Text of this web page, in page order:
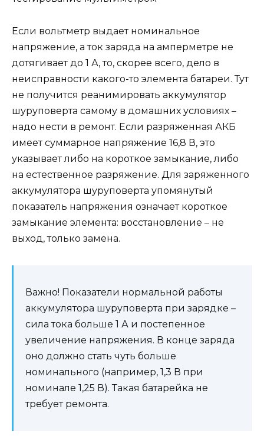
Если вольтметр выдает номинальное
напряжение, а ток заряда на амперметре не
дотягивает до 1 А, то, скорее всего, дело в
неисправности какого-то элемента батареи. Тут
не получится реанимировать аккумулятор
шуруповерта самому в домашних условиях –
надо нести в ремонт. Если разряженная АКБ
имеет суммарное напряжение 16,8 В, это
указывает либо на короткое замыкание, либо
на естественное разряжение. Для заряженного
аккумулятора шуруповерта упомянутый
показатель напряжения означает короткое
замыкание элемента: восстановление – не
выход, только замена.
Важно! Показатели нормальной работы
аккумулятора шуруповерта при зарядке –
сила тока больше 1 А и постепенное
увеличение напряжения. В конце заряда
оно должно стать чуть больше
номинального (например, 1,3 В при
номинале 1,25 В). Такая батарейка не
требует ремонта.